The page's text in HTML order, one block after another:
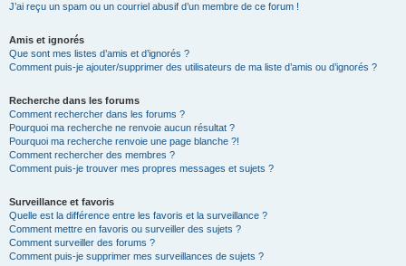
J’ai reçu un spam ou un courriel abusif d’un membre de ce forum !
Amis et ignorés
Que sont mes listes d’amis et d’ignorés ?
Comment puis-je ajouter/supprimer des utilisateurs de ma liste d’amis ou d’ignorés ?
Recherche dans les forums
Comment rechercher dans les forums ?
Pourquoi ma recherche ne renvoie aucun résultat ?
Pourquoi ma recherche renvoie une page blanche ?!
Comment rechercher des membres ?
Comment puis-je trouver mes propres messages et sujets ?
Surveillance et favoris
Quelle est la différence entre les favoris et la surveillance ?
Comment mettre en favoris ou surveiller des sujets ?
Comment surveiller des forums ?
Comment puis-je supprimer mes surveillances de sujets ?